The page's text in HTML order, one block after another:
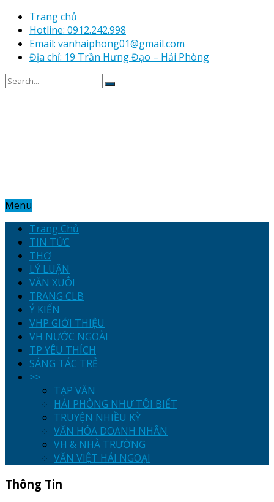
Trang chủ
Hotline: 0912.242.998
Email: vanhaiphong01@gmail.com
Địa chỉ: 19 Trần Hưng Đạo – Hải Phòng
Menu
Trang Chủ
TIN TỨC
THƠ
LÝ LUẬN
VĂN XUÔI
TRANG CLB
Ý KIẾN
VHP GIỚI THIỆU
VH NƯỚC NGOÀI
TP YÊU THÍCH
SÁNG TÁC TRẺ
>>
TẠP VĂN
HẢI PHÒNG NHƯ TÔI BIẾT
TRUYỆN NHIỀU KỲ
VĂN HÓA DOANH NHÂN
VH & NHÀ TRƯỜNG
VĂN VIỆT HẢI NGOẠI
Thông Tin